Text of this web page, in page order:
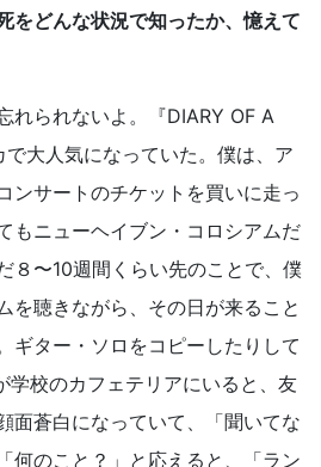
をどんな状況で知ったか、憶えて
れられないよ。『DIARY OF A
大人気になっていた。僕は、ア
ンサートのチケットを買いに走っ
もニューヘイブン・コロシアムだ
８〜10週間くらい先のことで、僕
を聴きながら、その日が来ること
ギター・ソロをコピーしたりして
校のカフェテリアにいると、友
面蒼白になっていて、「聞いてな
何のこと？」と応えると、「ラン